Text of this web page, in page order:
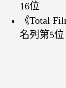
16位
《Total
名列第5位